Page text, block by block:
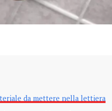
da mettere nella lettiera